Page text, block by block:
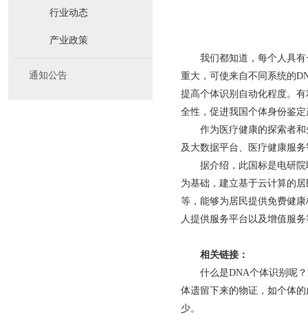
行业动态
产业政策
通知公告
我们都知道，每个人具
重大，可使来自不同系统的
提高个体识别自动化程度。
全性，促进我国个体身份鉴
作为医疗健康的探索者
及大数据平台、医疗健康服
据介绍，此国标是电研
为基础，建立基于云计算的
等，能够为居民提供免费健
人提供服务平台以及增值服务
相关链接：
什么是DNA个体识别呢
体遗留下来的物证，如个体
少。